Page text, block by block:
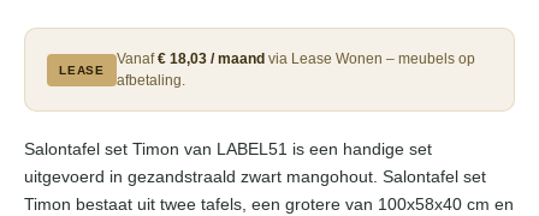
LEASE
Vanaf€ 18,03 / maand via Lease Wonen – meubels op
afbetaling.
Salontafel set Timon van LABEL51 is een handige set
uitgevoerd in gezandstraald zwart mangohout. Salontafel set
Timon bestaat uit twee tafels, een grotere van 100x58x40 cm en